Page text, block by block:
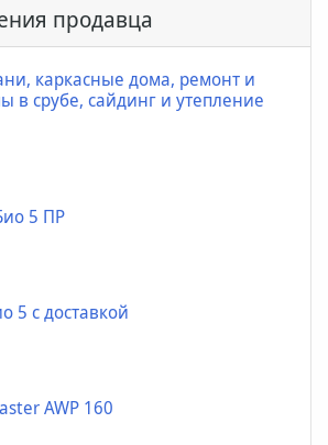
продавца
каркасные дома, ремонт и
в срубе, сайдинг и утепление
5 ПР
5 с доставкой
AWP 160